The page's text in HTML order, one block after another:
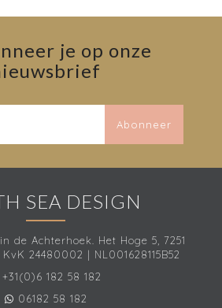
je op onze
Abonneer
SEA DESIGN
de Achterhoek. Het Hoge 5, 7251
24480002 | NL001628115B52
+31(0)6 182 58 182
06182 58 182